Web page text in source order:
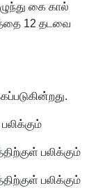
கை கால்
12 தடவை
பலிக்கும்
பலிக்கும்